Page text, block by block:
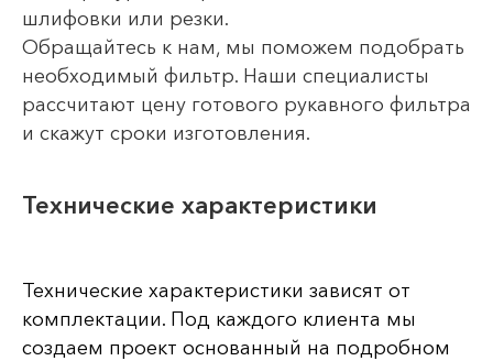
шлифовки или резки.
Обращайтесь к нам, мы поможем подобрать
необходимый фильтр. Наши специалисты
рассчитают цену готового рукавного фильтра
и скажут сроки изготовления.
Технические характеристики
Технические характеристики зависят от
комплектации. Под каждого клиента мы
создаем проект основанный на подробном